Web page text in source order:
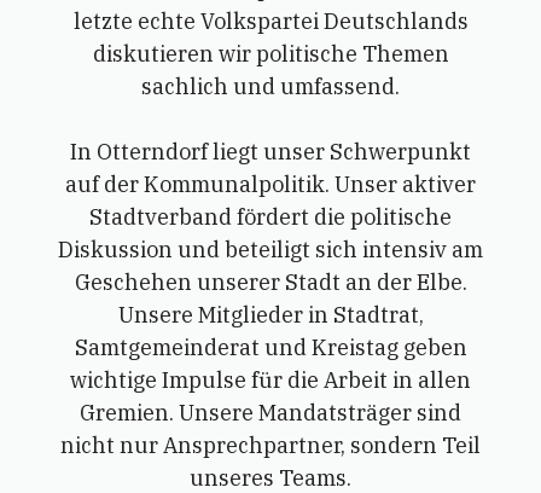
letzte echte Volkspartei Deutschlands
diskutieren wir politische Themen
sachlich und umfassend.
In Otterndorf liegt unser Schwerpunkt
auf der Kommunalpolitik. Unser aktiver
Stadtverband fördert die politische
Diskussion und beteiligt sich intensiv am
Geschehen unserer Stadt an der Elbe.
Unsere Mitglieder in Stadtrat,
Samtgemeinderat und Kreistag geben
wichtige Impulse für die Arbeit in allen
Gremien. Unsere Mandatsträger sind
nicht nur Ansprechpartner, sondern Teil
unseres Teams.